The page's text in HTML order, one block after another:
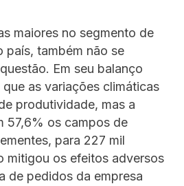
maiores no segmento de
país, também não se
Em seu balanço
as variações climáticas
produtividade, mas a
57,6% os campos de
para 227 mil
mitigou os efeitos adversos
de pedidos da empresa